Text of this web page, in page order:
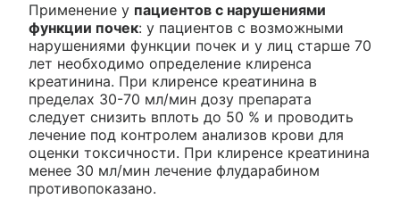
Применение у пациентов с нарушениями
функции почек: у пациентов с возможными
нарушениями функции почек и у лиц старше 70
лет необходимо определение клиренса
креатинина. При клиренсе креатинина в
пределах 30-70 мл/мин дозу препарата
следует снизить вплоть до 50 % и проводить
лечение под контролем анализов крови для
оценки токсичности. При клиренсе креатинина
менее 30 мл/мин лечение флударабином
противопоказано.